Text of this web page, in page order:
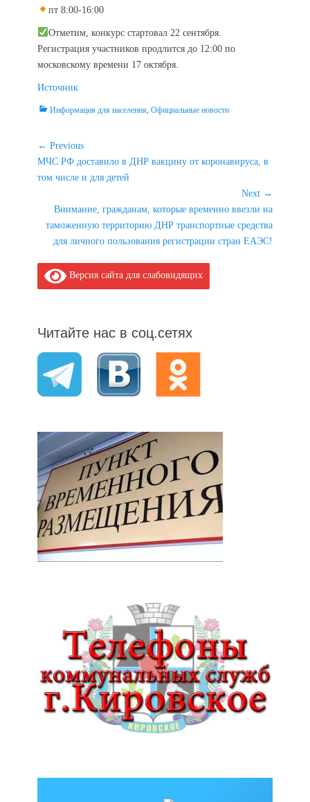
пт 8:00-16:00
Отметим, конкурс стартовал 22 сентября.
Регистрация участников продлится до 12:00 по
московскому времени 17 октября.
Источник
Categories
Информация для населения Официальные новости
Навигация
по
записям
← Previous
Previous
post:
МЧС РФ доставило в ДНР вакцину от коронавируса, в
том числе и для детей
Next →
Next
post:
Внимание, гражданам, которые временно ввезли на
таможенную территорию ДНР транспортные средства
для личного пользования регистрации стран ЕАЭС!
Версия сайта для слабовидящих
Читайте нас в соц.сетях